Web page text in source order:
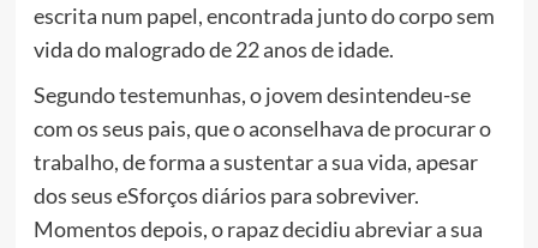
escrita num papel, encontrada junto do corpo sem
vida do malogrado de 22 anos de idade.
Segundo testemunhas, o jovem desintendeu-se
com os seus pais, que o aconselhava de procurar o
trabalho, de forma a sustentar a sua vida, apesar
dos seus eSforços diários para sobreviver.
Momentos depois, o rapaz decidiu abreviar a sua